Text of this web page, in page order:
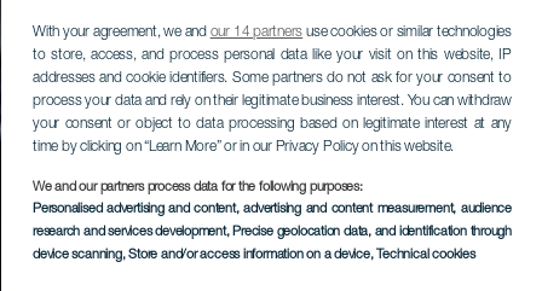
With your agreement, we and our 14 partners use cookies or similar technologies
to store, access, and process personal data like your visit on this website, IP
addresses and cookie identifiers. Some partners do not ask for your consent to
process your data and rely on their legitimate business interest. You can withdraw
your consent or object to data processing based on legitimate interest at any
time by clicking on “Learn More” or in our Privacy Policy on this website.
We and our partners process data for the following purposes:
Personalised advertising and content, advertising and content measurement, audience
research and services development, Precise geolocation data, and identification through
device scanning, Store and/or access information on a device, Technical cookies